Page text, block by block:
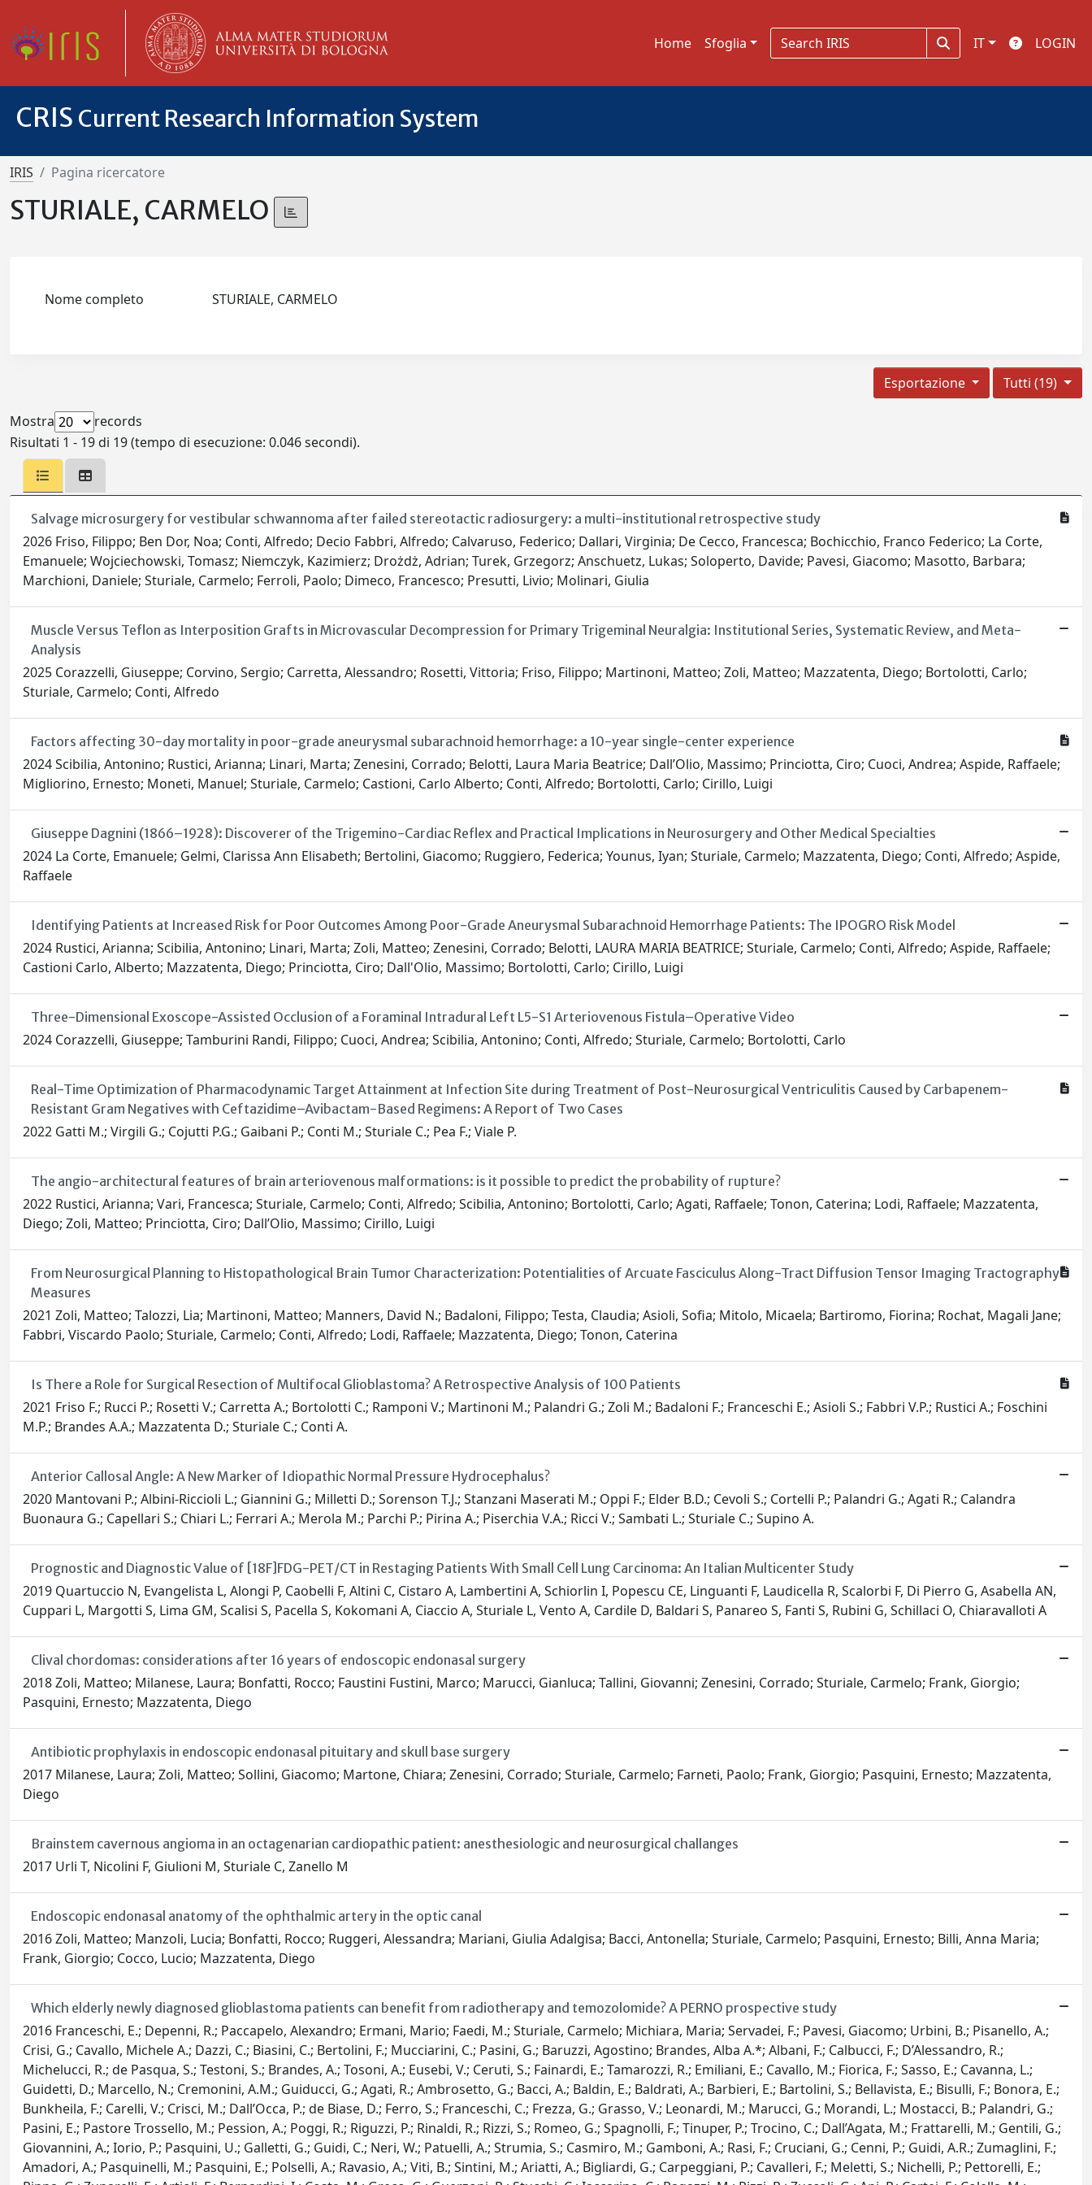
Home Sfoglia IT LOGIN
CRIS Current Research Information System
IRIS Pagina ricercatore
STURIALE, CARMELO
Nome completo STURIALE, CARMELO
Tutti (19)
Esportazione
Mostra
records
Risultati 1 - 19 di 19 (tempo di esecuzione: 0.046 secondi).
Salvage microsurgery for vestibular schwannoma after failed stereotactic radiosurgery: a multi-institutional retrospective study
2026 Friso, Filippo; Ben Dor, Noa; Conti, Alfredo; Decio Fabbri, Alfredo; Calvaruso, Federico; Dallari, Virginia; De Cecco, Francesca; Bochicchio, Franco Federico; La Corte,
Emanuele; Wojciechowski, Tomasz; Niemczyk, Kazimierz; Drożdż, Adrian; Turek, Grzegorz; Anschuetz, Lukas; Soloperto, Davide; Pavesi, Giacomo; Masotto, Barbara;
Marchioni, Daniele; Sturiale, Carmelo; Ferroli, Paolo; Dimeco, Francesco; Presutti, Livio; Molinari, Giulia
Muscle Versus Teflon as Interposition Grafts in Microvascular Decompression for Primary Trigeminal Neuralgia: Institutional Series, Systematic Review, and Meta-
Analysis
2025 Corazzelli, Giuseppe; Corvino, Sergio; Carretta, Alessandro; Rosetti, Vittoria; Friso, Filippo; Martinoni, Matteo; Zoli, Matteo; Mazzatenta, Diego; Bortolotti, Carlo;
Sturiale, Carmelo; Conti, Alfredo
Factors affecting 30-day mortality in poor-grade aneurysmal subarachnoid hemorrhage: a 10-year single-center experience
2024 Scibilia, Antonino; Rustici, Arianna; Linari, Marta; Zenesini, Corrado; Belotti, Laura Maria Beatrice; Dall’Olio, Massimo; Princiotta, Ciro; Cuoci, Andrea; Aspide, Raffaele;
Migliorino, Ernesto; Moneti, Manuel; Sturiale, Carmelo; Castioni, Carlo Alberto; Conti, Alfredo; Bortolotti, Carlo; Cirillo, Luigi
Giuseppe Dagnini (1866–1928): Discoverer of the Trigemino-Cardiac Reflex and Practical Implications in Neurosurgery and Other Medical Specialties
2024 La Corte, Emanuele; Gelmi, Clarissa Ann Elisabeth; Bertolini, Giacomo; Ruggiero, Federica; Younus, Iyan; Sturiale, Carmelo; Mazzatenta, Diego; Conti, Alfredo; Aspide,
Raffaele
Identifying Patients at Increased Risk for Poor Outcomes Among Poor-Grade Aneurysmal Subarachnoid Hemorrhage Patients: The IPOGRO Risk Model
2024 Rustici, Arianna; Scibilia, Antonino; Linari, Marta; Zoli, Matteo; Zenesini, Corrado; Belotti, LAURA MARIA BEATRICE; Sturiale, Carmelo; Conti, Alfredo; Aspide, Raffaele;
Castioni Carlo, Alberto; Mazzatenta, Diego; Princiotta, Ciro; Dall'Olio, Massimo; Bortolotti, Carlo; Cirillo, Luigi
Three-Dimensional Exoscope-Assisted Occlusion of a Foraminal Intradural Left L5-S1 Arteriovenous Fistula–Operative Video
2024 Corazzelli, Giuseppe; Tamburini Randi, Filippo; Cuoci, Andrea; Scibilia, Antonino; Conti, Alfredo; Sturiale, Carmelo; Bortolotti, Carlo
Real-Time Optimization of Pharmacodynamic Target Attainment at Infection Site during Treatment of Post-Neurosurgical Ventriculitis Caused by Carbapenem-
Resistant Gram Negatives with Ceftazidime–Avibactam-Based Regimens: A Report of Two Cases
2022 Gatti M.; Virgili G.; Cojutti P.G.; Gaibani P.; Conti M.; Sturiale C.; Pea F.; Viale P.
The angio-architectural features of brain arteriovenous malformations: is it possible to predict the probability of rupture?
2022 Rustici, Arianna; Vari, Francesca; Sturiale, Carmelo; Conti, Alfredo; Scibilia, Antonino; Bortolotti, Carlo; Agati, Raffaele; Tonon, Caterina; Lodi, Raffaele; Mazzatenta,
Diego; Zoli, Matteo; Princiotta, Ciro; Dall’Olio, Massimo; Cirillo, Luigi
From Neurosurgical Planning to Histopathological Brain Tumor Characterization: Potentialities of Arcuate Fasciculus Along-Tract Diffusion Tensor Imaging Tractography
Measures
2021 Zoli, Matteo; Talozzi, Lia; Martinoni, Matteo; Manners, David N.; Badaloni, Filippo; Testa, Claudia; Asioli, Sofia; Mitolo, Micaela; Bartiromo, Fiorina; Rochat, Magali Jane;
Fabbri, Viscardo Paolo; Sturiale, Carmelo; Conti, Alfredo; Lodi, Raffaele; Mazzatenta, Diego; Tonon, Caterina
Is There a Role for Surgical Resection of Multifocal Glioblastoma? A Retrospective Analysis of 100 Patients
2021 Friso F.; Rucci P.; Rosetti V.; Carretta A.; Bortolotti C.; Ramponi V.; Martinoni M.; Palandri G.; Zoli M.; Badaloni F.; Franceschi E.; Asioli S.; Fabbri V.P.; Rustici A.; Foschini
M.P.; Brandes A.A.; Mazzatenta D.; Sturiale C.; Conti A.
Anterior Callosal Angle: A New Marker of Idiopathic Normal Pressure Hydrocephalus?
2020 Mantovani P.; Albini-Riccioli L.; Giannini G.; Milletti D.; Sorenson T.J.; Stanzani Maserati M.; Oppi F.; Elder B.D.; Cevoli S.; Cortelli P.; Palandri G.; Agati R.; Calandra
Buonaura G.; Capellari S.; Chiari L.; Ferrari A.; Merola M.; Parchi P.; Pirina A.; Piserchia V.A.; Ricci V.; Sambati L.; Sturiale C.; Supino A.
Prognostic and Diagnostic Value of [18F]FDG-PET/CT in Restaging Patients With Small Cell Lung Carcinoma: An Italian Multicenter Study
2019 Quartuccio N, Evangelista L, Alongi P, Caobelli F, Altini C, Cistaro A, Lambertini A, Schiorlin I, Popescu CE, Linguanti F, Laudicella R, Scalorbi F, Di Pierro G, Asabella AN,
Cuppari L, Margotti S, Lima GM, Scalisi S, Pacella S, Kokomani A, Ciaccio A, Sturiale L, Vento A, Cardile D, Baldari S, Panareo S, Fanti S, Rubini G, Schillaci O, Chiaravalloti A
Clival chordomas: considerations after 16 years of endoscopic endonasal surgery
2018 Zoli, Matteo; Milanese, Laura; Bonfatti, Rocco; Faustini Fustini, Marco; Marucci, Gianluca; Tallini, Giovanni; Zenesini, Corrado; Sturiale, Carmelo; Frank, Giorgio;
Pasquini, Ernesto; Mazzatenta, Diego
Antibiotic prophylaxis in endoscopic endonasal pituitary and skull base surgery
2017 Milanese, Laura; Zoli, Matteo; Sollini, Giacomo; Martone, Chiara; Zenesini, Corrado; Sturiale, Carmelo; Farneti, Paolo; Frank, Giorgio; Pasquini, Ernesto; Mazzatenta,
Diego
Brainstem cavernous angioma in an octagenarian cardiopathic patient: anesthesiologic and neurosurgical challanges
2017 Urli T, Nicolini F, Giulioni M, Sturiale C, Zanello M
Endoscopic endonasal anatomy of the ophthalmic artery in the optic canal
2016 Zoli, Matteo; Manzoli, Lucia; Bonfatti, Rocco; Ruggeri, Alessandra; Mariani, Giulia Adalgisa; Bacci, Antonella; Sturiale, Carmelo; Pasquini, Ernesto; Billi, Anna Maria;
Frank, Giorgio; Cocco, Lucio; Mazzatenta, Diego
Which elderly newly diagnosed glioblastoma patients can benefit from radiotherapy and temozolomide? A PERNO prospective study
2016 Franceschi, E.; Depenni, R.; Paccapelo, Alexandro; Ermani, Mario; Faedi, M.; Sturiale, Carmelo; Michiara, Maria; Servadei, F.; Pavesi, Giacomo; Urbini, B.; Pisanello, A.;
Crisi, G.; Cavallo, Michele A.; Dazzi, C.; Biasini, C.; Bertolini, F.; Mucciarini, C.; Pasini, G.; Baruzzi, Agostino; Brandes, Alba A.*; Albani, F.; Calbucci, F.; D’Alessandro, R.;
Michelucci, R.; de Pasqua, S.; Testoni, S.; Brandes, A.; Tosoni, A.; Eusebi, V.; Ceruti, S.; Fainardi, E.; Tamarozzi, R.; Emiliani, E.; Cavallo, M.; Fiorica, F.; Sasso, E.; Cavanna, L.;
Guidetti, D.; Marcello, N.; Cremonini, A.M.; Guiducci, G.; Agati, R.; Ambrosetto, G.; Bacci, A.; Baldin, E.; Baldrati, A.; Barbieri, E.; Bartolini, S.; Bellavista, E.; Bisulli, F.; Bonora, E.;
Bunkheila, F.; Carelli, V.; Crisci, M.; Dall’Occa, P.; de Biase, D.; Ferro, S.; Franceschi, C.; Frezza, G.; Grasso, V.; Leonardi, M.; Marucci, G.; Morandi, L.; Mostacci, B.; Palandri, G.;
Pasini, E.; Pastore Trossello, M.; Pession, A.; Poggi, R.; Riguzzi, P.; Rinaldi, R.; Rizzi, S.; Romeo, G.; Spagnolli, F.; Tinuper, P.; Trocino, C.; Dall’Agata, M.; Frattarelli, M.; Gentili, G.;
Giovannini, A.; Iorio, P.; Pasquini, U.; Galletti, G.; Guidi, C.; Neri, W.; Patuelli, A.; Strumia, S.; Casmiro, M.; Gamboni, A.; Rasi, F.; Cruciani, G.; Cenni, P.; Guidi, A.R.; Zumaglini, F.;
Amadori, A.; Pasquinelli, M.; Pasquini, E.; Polselli, A.; Ravasio, A.; Viti, B.; Sintini, M.; Ariatti, A.; Bigliardi, G.; Carpeggiani, P.; Cavalleri, F.; Meletti, S.; Nichelli, P.; Pettorelli, E.;